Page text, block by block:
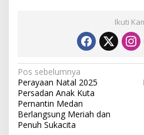
Ikuti
N
a
v
i
Pos sebelumnya
Perayaan Natal 2025
Persadan Anak Kuta
Pernantin Medan
Berlangsung Meriah dan
Penuh Sukacita